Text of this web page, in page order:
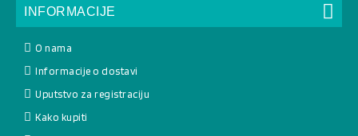
INFORMACIJE
O nama
Informacije o dostavi
Uputstvo za registraciju
Kako kupiti